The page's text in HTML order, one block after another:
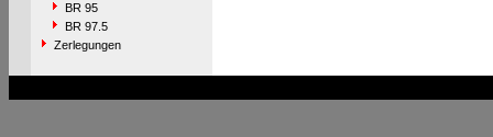
BR 95
BR 97.5
Zerlegungen